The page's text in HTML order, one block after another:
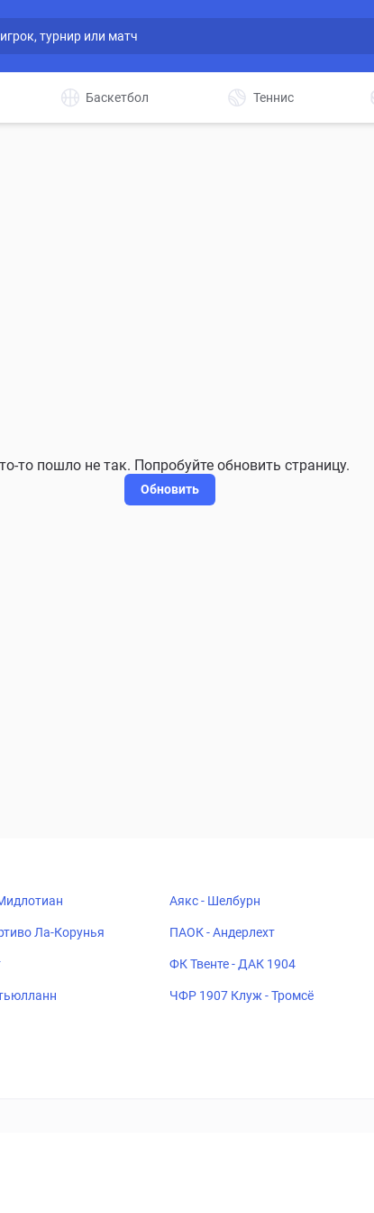
Баскетбол Теннис
то пошло не так. Попробуйте обновить страницу.
Обновить
Аякс - Шелбурн
Ла-Корунья ПАОК - Андерлехт
ФК Твенте - ДАК 1904
ЧФР 1907 Клуж - Тромсё